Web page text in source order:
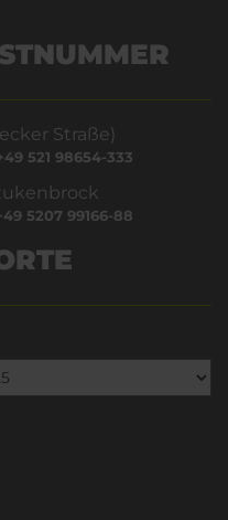
Straße)
521 98654-333
5207 99166-88